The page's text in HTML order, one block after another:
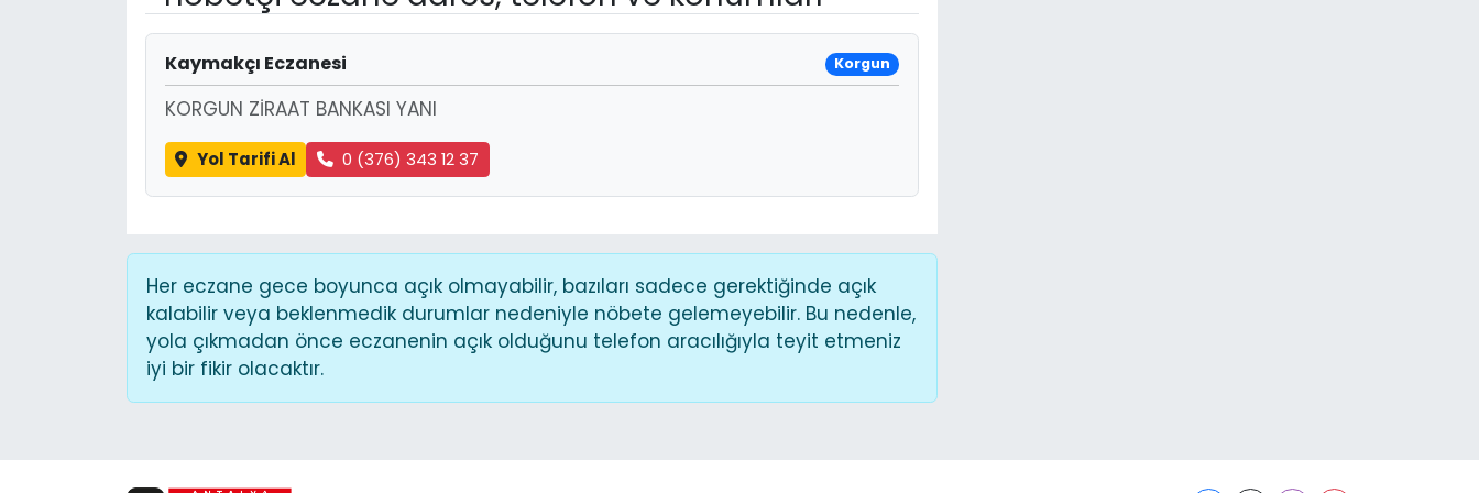
Kaymakçı Eczanesi Korgun
KORGUN ZİRAAT BANKASI YANI
Yol Tarifi Al 0 (376) 343 12 37
Her eczane gece boyunca açık olmayabilir, bazıları sadece gerektiğinde açık
kalabilir veya beklenmedik durumlar nedeniyle nöbete gelemeyebilir. Bu nedenle,
yola çıkmadan önce eczanenin açık olduğunu telefon aracılığıyla teyit etmeniz
iyi bir fikir olacaktır.